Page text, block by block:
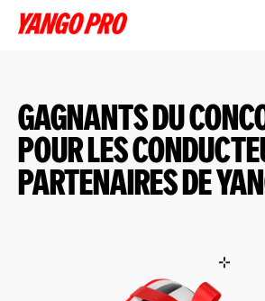
GAGNANTS DU
POUR LES
PARTENAIRES DE